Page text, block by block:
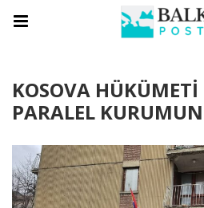
KOSOVA HÜKÜMETİ
PARALEL